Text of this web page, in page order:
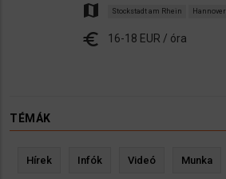
map Stockstadt am Rhein Hannover
euro 16-18 EUR / óra
TÉMÁK
Hírek Infók Videó Munka